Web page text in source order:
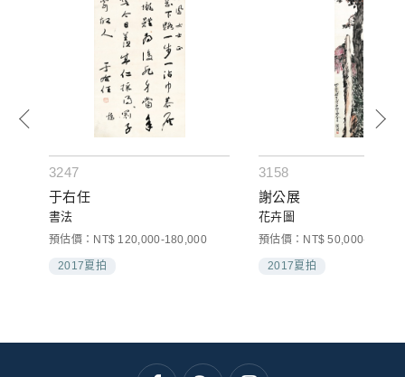
3247
于右任
書法
預估價：NT$ 120,000-180,000
2017夏拍
3158
謝公展
花卉圖
預估價：NT$ 50,000-80,000
2017夏拍